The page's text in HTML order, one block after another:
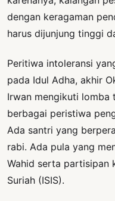
dengan keragaman
harus dijunjung tinggi
Peritiwa intoleransi
pada Idul Adha, akhir
Irwan mengikuti lomba
berbagai peristiwa
Ada santri yang
rabi. Ada pula yang
Wahid serta partisipan
Suriah (ISIS).